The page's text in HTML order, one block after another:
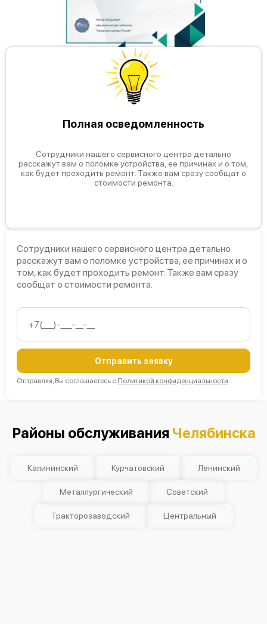
Полная осведомленность
Сотрудники нашего сервисного центра детально
расскажут вам о поломке устройства, ее причинах и о том,
как будет проходить ремонт. Также вам сразу сообщат о
стоимости ремонта.
Сотрудники нашего сервисного центра детально
расскажут вам о поломке устройства, ее причинах и о
том, как будет проходить ремонт. Также вам сразу
сообщат о стоимости ремонта.
Отправить заявку
Отправляя, Вы соглашаетесь с Политикой конфиденциальности
Районы обслуживания Челябинска
Калининский Курчатовский Ленинский
Металлургический Советский
Тракторозаводский Центральный